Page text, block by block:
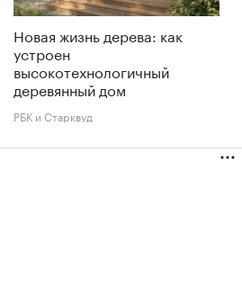
Новая жизнь дерева: как
устроен
высокотехнологичный
деревянный дом
РБК и Старквуд